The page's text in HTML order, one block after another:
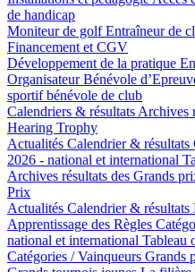
de handicap
Moniteur de golfEntraîneur de
Financement et CGV
Développement de la pratique
Organisateur Bénévole
sportif bénévole de club
Calendriers & résultats Archives
Hearing Trophy
Actualités Calendrier & résultats
2026 - national et international
Archives résultats des Grands
Prix
Actualités Calendrier & résultats
Apprentissage des Règles
national et international Tableau
Catégories / Vainqueurs Grands